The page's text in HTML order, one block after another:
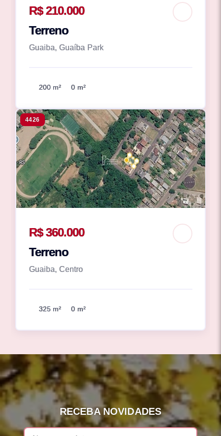
R$ 210.000
Terreno
Guaiba, Guaíba Park
200 m² 0 m²
4426
R$ 360.000
Terreno
Guaiba, Centro
325 m² 0 m²
RECEBA NOVIDADES